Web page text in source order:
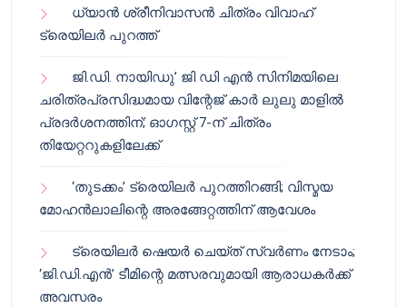
ധ്യാൻ ശ്രീനിവാസൻ ചിത്രം വിവാഹ്
ട്രെയിലർ പുറത്ത്
ജി.ഡി. നായിഡു’ ജി ഡി എൻ സിനിമയിലെ
ചരിത്രപ്രസിദ്ധമായ വിന്റേജ് കാർ ലുലു മാളിൽ
പ്രദർശനത്തിന്; ഓഗസ്റ്റ് 7-ന് ചിത്രം
തിയേറ്ററുകളിലേക്ക്
‘തുടക്കം’ ട്രെയിലർ പുറത്തിറങ്ങി; വിസ്മയ
മോഹൻലാലിന്റെ അരങ്ങേറ്റത്തിന് ആവേശം
ട്രെയിലർ ഷെയർ ചെയ്‌ത് സ്വർണം നേടാം;
‘ജി.ഡി.എൻ’ ടീമിന്റെ മത്സരവുമായി ആരാധകർക്ക്
അവസരം